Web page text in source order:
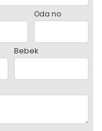
Oda no
Bebek